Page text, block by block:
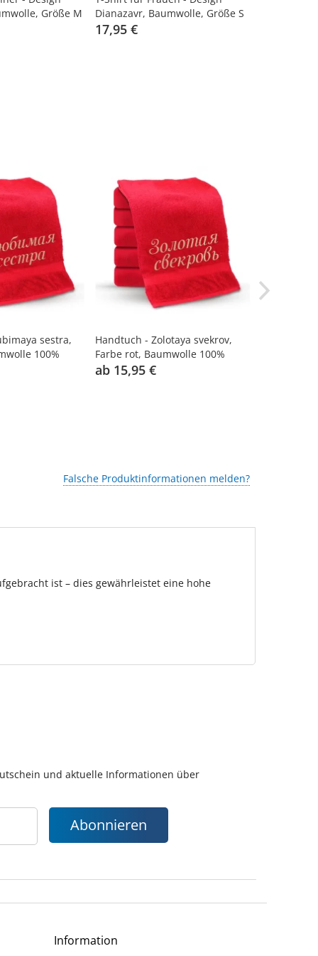
Größe M
Diаnazavr, Baumwolle, Größe S
17,95 €
sestra,
100%
Handtuch - Zolotaya svekrov,
Farbe rot, Baumwolle 100%
ab 15,95 €
Falsche Produktinformationen melden?
ist – dies gewährleistet eine hohe
und aktuelle Informationen über
Abonnieren
Information